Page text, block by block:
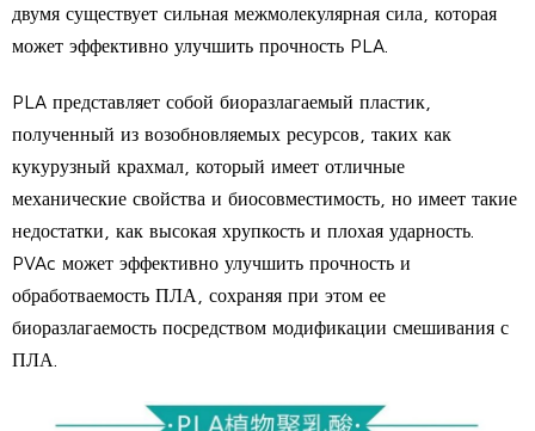
двумя существует сильная межмолекулярная сила, которая
может эффективно улучшить прочность PLA.
PLA представляет собой биоразлагаемый пластик,
полученный из возобновляемых ресурсов, таких как
кукурузный крахмал, который имеет отличные
механические свойства и биосовместимость, но имеет такие
недостатки, как высокая хрупкость и плохая ударность.
PVAc может эффективно улучшить прочность и
обработваемость ПЛА, сохраняя при этом ее
биоразлагаемость посредством модификации смешивания с
ПЛА.